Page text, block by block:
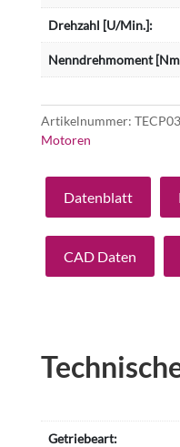
Drehzahl [U/Min.]:
Nenndrehmoment
Artikelnummer:
Motoren
Datenblatt
CAD Daten
Getriebeart: